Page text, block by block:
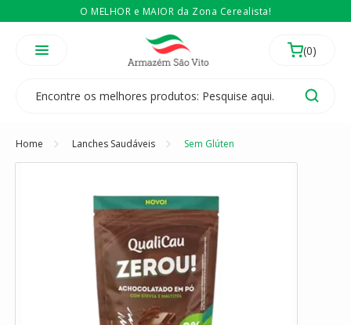
O MELHOR e MAIOR da Zona Cerealista!
Temos 3 lojas físicas na Zona Cerealista de São Paulo!
É revendedor? EntãoCompre no atacado
Home Lanches Saudáveis Sem Glúten